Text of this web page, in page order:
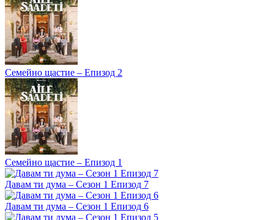
Семейно щастие – Епизод 2
Семейно щастие – Епизод 1
Давам ти дума – Сезон 1 Епизод 7
Давам ти дума – Сезон 1 Епизод 6